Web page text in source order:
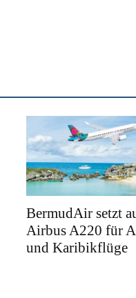
BermudAir setzt
Airbus A220 für
und Karibikflüge